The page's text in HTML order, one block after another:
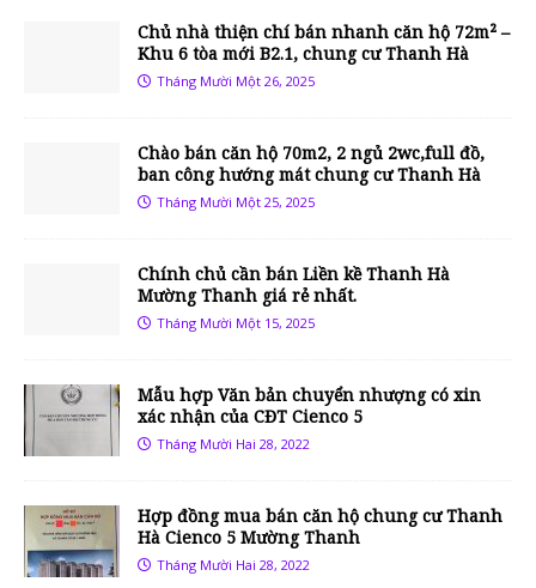
Chủ nhà thiện chí bán nhanh căn hộ 72m² –
Khu 6 tòa mới B2.1, chung cư Thanh Hà
Tháng Mười Một 26, 2025
Chào bán căn hộ 70m2, 2 ngủ 2wc,full đồ,
ban công hướng mát chung cư Thanh Hà
Tháng Mười Một 25, 2025
Chính chủ cần bán Liền kề Thanh Hà
Mường Thanh giá rẻ nhất.
Tháng Mười Một 15, 2025
Mẫu hợp Văn bản chuyển nhượng có xin
xác nhận của CĐT Cienco 5
Tháng Mười Hai 28, 2022
Hợp đồng mua bán căn hộ chung cư Thanh
Hà Cienco 5 Mường Thanh
Tháng Mười Hai 28, 2022